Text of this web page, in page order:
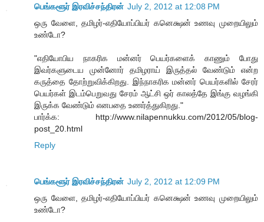
பெங்களூர் இரவிச்சந்திரன் July 2, 2012 at 12:08 PM
ஒரு வேளை, தமிழர்-எதியோப்பியர் கனெக்ஷன் உணவு முறையிலும்
உண்டோ?
"எதியோபிய நாகரிக மன்னர் பெயர்களைக் காணும் போது
இவர்களுடைய முன்னோர் தமிழராய் இருத்தல் வேண்டும் என்ற
கருத்தை தோற்றுவிக்கிறது. இந்நாகரிக மன்னர் பெயர்களில் சேரர்
பெயர்கள் இடம்பெறுவது சேரம் ஆட்சி ஒர் காலத்தே இங்கு வழங்கி
இருக்க வேண்டும் எனபதை உணர்த்துகிறது."
பார்க்க: http://www.nilapennukku.com/2012/05/blog-
post_20.html
Reply
பெங்களூர் இரவிச்சந்திரன் July 2, 2012 at 12:09 PM
ஒரு வேளை, தமிழர்-எதியோப்பியர் கனெக்ஷன் உணவு முறையிலும்
உண்டோ?